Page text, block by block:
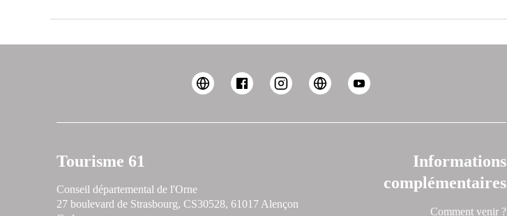
Tourisme 61
Conseil départemental de l'Orne
27 boulevard de Strasbourg, CS30528, 61017 Alençon
Informations
complémentaires
Comment venir ?